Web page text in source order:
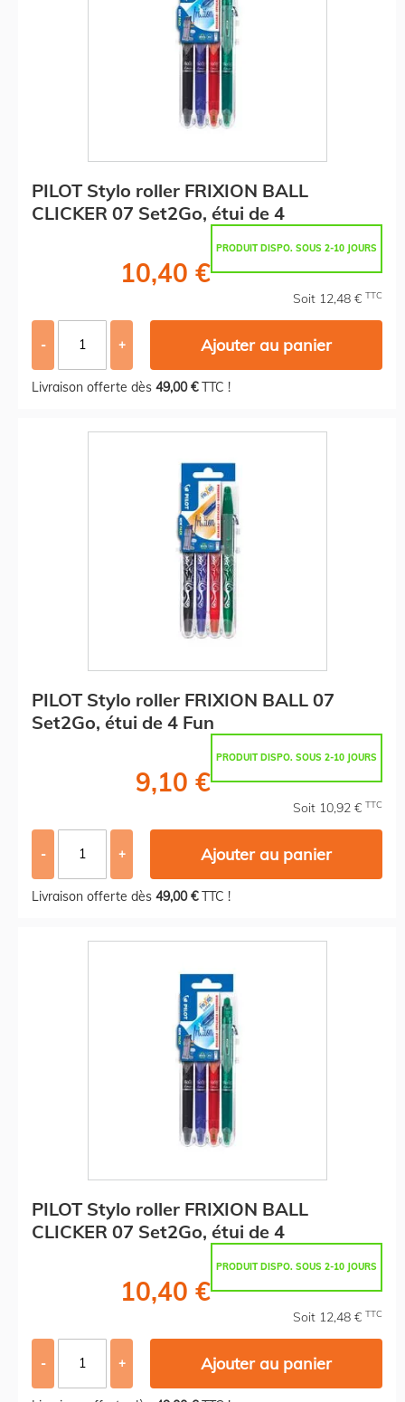
PILOT Stylo roller FRIXION BALL
CLICKER 07 Set2Go, étui de 4
PRODUIT DISPO. SOUS 2-10 JOURS
10,40 €
Soit 12,48 € TTC
- + Ajouter au panier
Livraison offerte dès 49,00 €TTC !
PILOT Stylo roller FRIXION BALL 07
Set2Go, étui de 4 Fun
PRODUIT DISPO. SOUS 2-10 JOURS
9,10 €
Soit 10,92 € TTC
- + Ajouter au panier
Livraison offerte dès 49,00 €TTC !
PILOT Stylo roller FRIXION BALL
CLICKER 07 Set2Go, étui de 4
PRODUIT DISPO. SOUS 2-10 JOURS
10,40 €
Soit 12,48 € TTC
- + Ajouter au panier